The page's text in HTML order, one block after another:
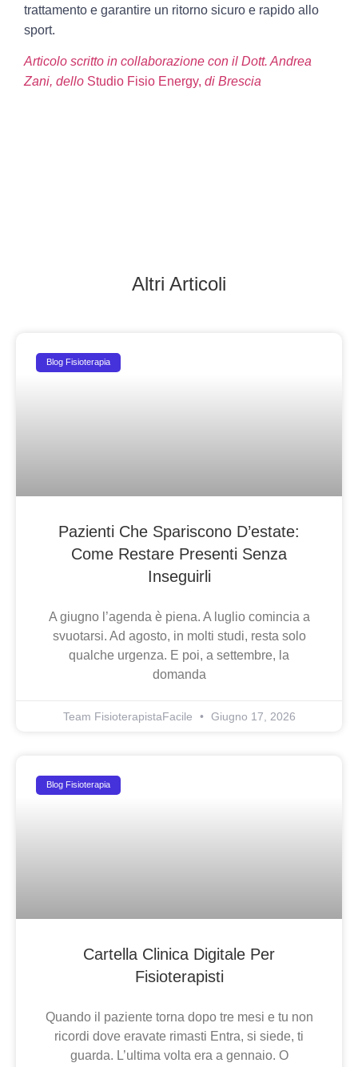
trattamento e garantire un ritorno sicuro e rapido allo
sport.
Articolo scritto in collaborazione con il Dott. Andrea
Zani, dello Studio Fisio Energy, di Brescia
Altri Articoli
Blog Fisioterapia
Pazienti Che Spariscono D’estate:
Come Restare Presenti Senza
Inseguirli
A giugno l’agenda è piena. A luglio comincia a
svuotarsi. Ad agosto, in molti studi, resta solo
qualche urgenza. E poi, a settembre, la
domanda
Team FisioterapistaFacile Giugno 17, 2026
Blog Fisioterapia
Cartella Clinica Digitale Per
Fisioterapisti
Quando il paziente torna dopo tre mesi e tu non
ricordi dove eravate rimasti Entra, si siede, ti
guarda. L’ultima volta era a gennaio. O